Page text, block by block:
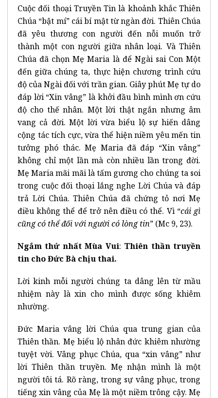
Cuộc đối thoại Truyền Tin là khoảnh khắc Thiên
Chúa “bật mí” cái bí mật từ ngàn đời. Thiên Chúa
đã yêu thương con người đến nỗi muốn trở
thành một con người giữa nhân loại. Và Thiên
Chúa đã chọn Mẹ Maria là để Ngài sai Con Một
đến giữa chúng ta, thực hiện chương trình cứu
độ của Ngài đối với trần gian. Giây phút Mẹ tự do
đáp lời “Xin vâng” là khởi đầu bình mình ơn cứu
độ cho thế nhân. Một lời thật ngắn nhưng âm
vang cả đời. Một lời vừa biểu lộ sự hiến dâng
cộng tác tích cực, vừa thể hiện niềm yêu mến tin
tưởng phó thác. Mẹ Maria đã đáp “Xin vâng”
không chỉ một lần mà còn nhiều lần trong đời.
Mẹ Maria mãi mãi là tấm gương cho chúng ta soi
trong cuộc đối thoại lắng nghe Lời Chúa và đáp
trả Lời Chúa. Thiên Chúa đã chứng tỏ nơi Mẹ
điều không thể để trở nên điều có thể. Vì “cái gì
cũng có thể đối với người có lòng tin” (Mc 9, 23).
Ngắm thứ nhất Mùa Vui: Thiên thần truyền
tin cho Đức Bà chịu thai.
Lời kinh mỗi người chúng ta dâng lên từ mầu
nhiệm này là xin cho mình được sống khiêm
nhường.
Đức Maria vâng lời Chúa qua trung gian của
Thiên thần. Mẹ biểu lộ nhân đức khiêm nhường
tuyệt vời. Vâng phục Chúa, qua “xin vâng” như
lời Thiên thần truyền. Mẹ nhận mình là một
người tôi tá. Rõ ràng, trong sự vâng phục, trong
tiếng xin vâng của Mẹ là một niềm trông cậy. Mẹ